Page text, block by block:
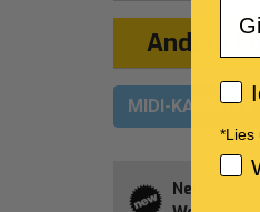
Andere
MIDI-KARAOKE
Neuheit der
*Lies